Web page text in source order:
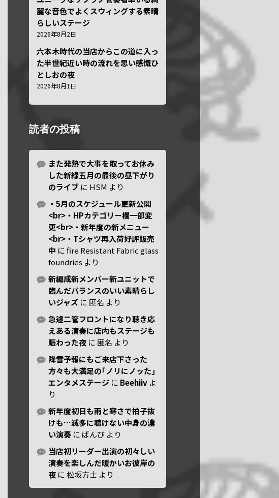
麗な音色でよくスウィングする素晴
らしいステージ
2026年8月2日
六本木時代の当店からこの道に入っ
た半世紀近い時の流れを思い感慨ひ
としおの夜
2026年8月1日
読者の投稿
また発熱で大事を取ってお休み
した新緑五月の最後の昼下がり
のライブ に HSM より
・5月のスケジュール更新公開
<br>・HPカテゴリー欄一部変
更<br>・新年度の新メニュー
<br>・Tシャツ再入荷好評販売
中 にfire Resistant Fabric glass
foundries より
新編成新メンバー新ユニットで
臨んだバランスのいい素晴らし
いジャズ に 匿名 より
急遽二管フロントになり聴き応
えある演奏に店内もステージも
賑わった夜 に 匿名 より
降雪予報にもご来店下さった
方々も大満足の｢ノリにノッた｣
エンタメステージ に Beehiiv よ
り
新年度初日も雨と寒さで拍子抜
けも…滅多に聴けない中身の濃
い演奏 に ばんび より
当店初リーダー出演の初々しい
演奏を楽しんだ暖かいお彼岸の
夜 に松坂方士 より